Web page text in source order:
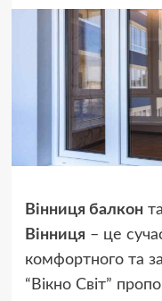
Вінниця балконта
Вінниця – це
комфортного та
“Вікно Світ”